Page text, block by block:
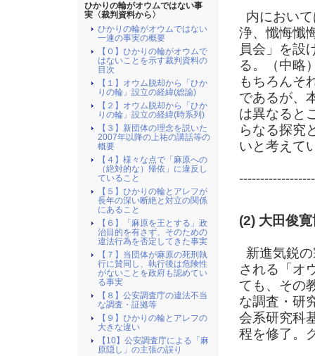
内におい
浄、懺悔懺
員会」を設
る。（中略
もちろんそ
であるが、
は異なると
らなる探究
いと考えて
(2) 大田俊
新進気鋭
される「オ
ても、その
な調査・研
会系研究科
程を修了。
ひかりの輪がオウムではない事
実〈裁判資料から〉
ひかりの輪がオウムではない
一連の事実の概要
【０】ひかりの輪がオウムで
はないことを示す裁判資料の
目次
【１】オウム脱却から「ひか
りの輪」設立の経緯(総論)
【２】オウム脱却から「ひか
りの輪」設立の経緯(時系列)
【３】新団体の理念を説いた
2007年以降の上祐の講話等の
概要
【４】様々な点で「麻原への
（絶対的な）帰依」に違反し
ていること
【５】ひかりの輪とアレフが
長年の深い断絶と対立の関係
にあること
【６】「麻原を王とする」政
治目的を有さず、そのための
違法行為を否定してきた事実
【７】当団体が麻原の死刑執
行に賛同し、執行後は危険性
がないことを政府も認めてい
る事実
【８】公安調査庁の違法不当
な調査・証拠等
【９】ひかりの輪とアレフの
大きな違い
【10】公安調査庁による「麻
原隠し」の主張の誤り